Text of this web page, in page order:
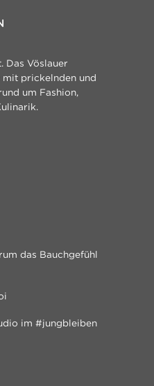
Das Vöslauer
prickelnden und
um Fashion,
das Bauchgefühl
im #jungbleiben